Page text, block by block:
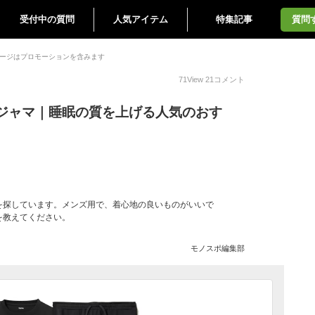
受付中の質問 人気アイテム 特集記事 質問
ジはプロモーションを含みます
71View 21 コメント
ャマ｜睡眠の質を上げる人気のおす
しています。メンズ用で、着心地の良いものがいいで
えてください。
モノスポ編集部